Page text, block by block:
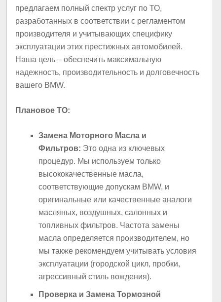
предлагаем полный спектр услуг по ТО,
разработанных в соответствии с регламентом
производителя и учитывающих специфику
эксплуатации этих престижных автомобилей.
Наша цель – обеспечить максимальную
надежность, производительность и долговечность
вашего BMW.
Плановое ТО:
Замена Моторного Масла и
Фильтров: Это одна из ключевых
процедур. Мы используем только
высококачественные масла,
соответствующие допускам BMW, и
оригинальные или качественные аналоги
масляных, воздушных, салонных и
топливных фильтров. Частота замены
масла определяется производителем, но
мы также рекомендуем учитывать условия
эксплуатации (городской цикл, пробки,
агрессивный стиль вождения).
Проверка и Замена Тормозной